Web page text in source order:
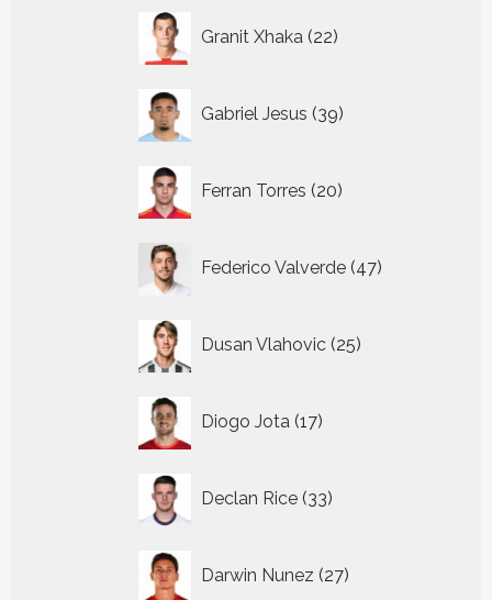
Granit Xhaka 22
producten
Gabriel Jesus 39
producten
Ferran Torres 20
producten
Federico Valverde 47
producten
Dusan Vlahovic 25
producten
Diogo Jota 17
producten
Declan Rice 33
producten
Darwin Nunez 27
producten